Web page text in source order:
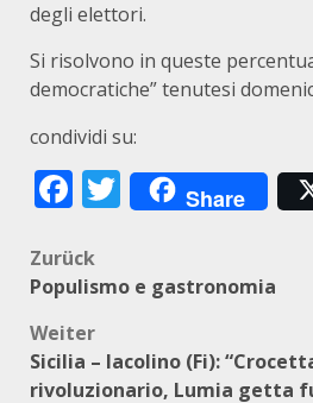
degli elettori.
Si risolvono in queste
democratiche” tenutesi
condividi su:
Facebook
Twitter
Share
Zurück
Populismo e gastronomia
Weiter
Sicilia – Iacolino (Fi):
rivoluzionario, Lumia getta